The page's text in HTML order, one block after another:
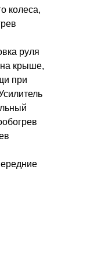
колеса,
руля
на крыше,
при